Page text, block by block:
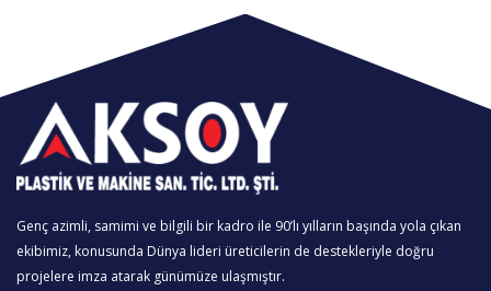
Genç azimli, samimi ve bilgili bir kadro ile 90’lı yılların başında yola çıkan
ekibimiz, konusunda Dünya lideri üreticilerin de destekleriyle doğru
projelere imza atarak günümüze ulaşmıştır.